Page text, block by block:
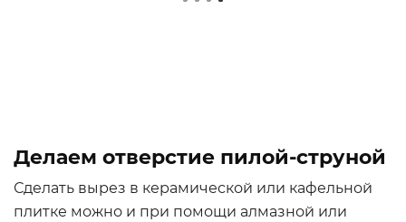
Делаем отверстие пилой-струной
Сделать вырез в керамической или кафельной
плитке можно и при помощи алмазной или